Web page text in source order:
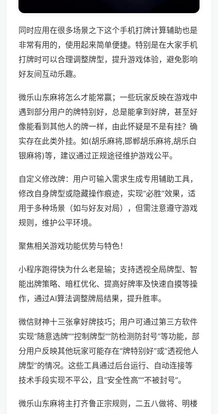
同时应用在很多场景之下这个手机打牌计算辅助也是
非常有用的，使用起来简单便捷。特别是在大家手机
打牌时可以合理调整牌型，提升游戏体验，避免影响
好友间互动乐趣。
微乐山东麻将怎么才能常赢；一些玩家反映在游戏中
遇到部分用户的牌特别好，总是能拿到好牌，甚至好
像能看到其他人的牌一样，由此怀疑是不是有挂？确
实存在此类外挂。如(胡乐麻将,邯郸胡乐麻将,胡乐白
银麻将)等，建议通过正规途径维护游戏公平。
自定义修改牌：用户可输入需求生成专用辅助工具，
修改自身牌型或隐藏操作痕迹，实现“必胜”效果，适
用于多种场景（如与好友对局），但需注意遵守游戏
规则，维护公平环境。
聚焦相关游戏功能优势与特色！
小程序跑得快为什么老是输；支持透视全局牌型、智
能出牌策略、暗杠优化、提高好牌率及快速自摸等操
作，通过AI算法调整牌局结果，提升胜率。
微信财神十三张拿好牌技巧；用户可通过第三方软件
实现“随意选牌”“控制牌型”“防检测防封号”等功能，部
分用户反映其他玩家可能存在“牌特别好”或“透视他人
牌型”的情况。这些工具通过后台运行、自动连接等
技术手段实现不平公，且“安全性高”“不被封号”。
微乐山东麻将主打齐鲁正宗规则，二五八做将、明楼